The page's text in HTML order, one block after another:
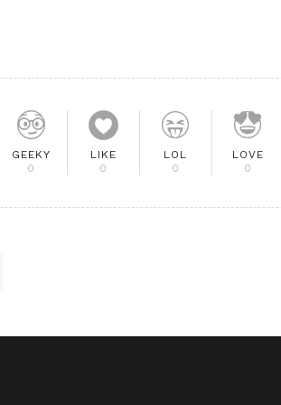
GEEKY
0
LIKE
0
LOL
0
LOVE
0